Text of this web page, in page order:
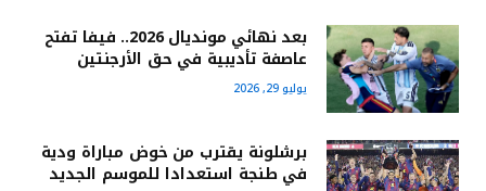
بعد نهائي مونديال 2026.. فيفا تفتح
عاصفة تأديبية في حق الأرجنتين
يوليو 29, 2026
برشلونة يقترب من خوض مباراة ودية
في طنجة استعدادا للموسم الجديد